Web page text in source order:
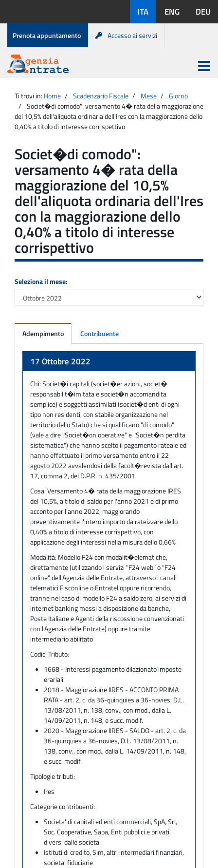
contenuto
disponibili:
ITA ENG DEU
Menu
di
servizio
Prenota appuntamento Accesso ai servizi
Agenzia
Entrate
Apri
menu
principale
Ti trovi in: Home Scadenzario Fiscale Mese
Giorno
Societ�di comodo": versamento 4� rata della maggiorazione
del 10,5% dell'aliquota ordinaria dell'Ires con la maggiorazione dello
0,40% a titolo di interesse corrispettivo
Societ�di comodo":
versamento 4� rata della
maggiorazione del 10,5%
dell'aliquota ordinaria dell'Ires
con la maggiorazione dello
0,40% a titolo di interesse
corrispettivo
Seleziona il mese:
Adempimento Contribuente
17 Ottobre 2022
Chi:Societ�i capitali (societ�er azioni, societ�
responsabilit�imitata e societ�n accomandita
semplice) e soggetti assimilati (societ�d enti di ogni
tipo non residenti, con stabile organizzazione nel
territorio dello Stato) che si qualificano "di comodo"
(vale a dire "Societ�on operative" e "Societ�n perdita
sistematica") che hanno scelto il pagamento rateale ed
hanno effettuato il primo versamento entro il 22
agosto 2022 avvalendosi della facolt�revista dall'art.
17, comma 2, del D.P.R. n. 435/2001
Cosa:Versamento 4� rata della maggiorazione IRES
del 10,5%, a titolo di saldo per l'anno 2021 e di primo
acconto per l'anno 2022, maggiorando
preventivamente l'intero importo da rateizzare dello
0,40% a titolo di interesse corrispettivo, con
applicazione degli interessi nella misura dello 0,66%
Modalità: Modello F24 con modalit�elematiche,
direttamente (utilizzando i servizi "F24 web" o "F24
online" dell'Agenzia delle Entrate, attraverso i canali
telematici Fisconline o Entratel oppure ricorrendo,
tranne nel caso di modello F24 a saldo zero, ai servizi di
internet banking messi a disposizione da banche,
Poste Italiane e Agenti della riscossione convenzionati
con l'Agenzia delle Entrate) oppure tramite
intermediario abilitato
Codici Tributo:
1668 - Interessi pagamento dilazionato imposte
erariali
2018 - Maggiorazione IIRES - ACCONTO PRIMA
RATA - art. 2, c. da 36-quinquies a 36-novies, D.L.
13/08/2011, n. 138, conv., con mod., dalla L.
14/09/2011, n. 148, e succ. modif.
2020 - Maggiorazione IIRES - SALDO - art. 2, c. da
36-quinquies a 36-novies, D.L. 13/08/2011, n.
138, conv., con mod., dalla L. 14/09/2011, n. 148,
e succ. modif.
Tipologie tributi:
Ires
Categorie contribuenti:
Societa' di capitali ed enti commerciali, SpA, Srl,
Soc. Cooperative, Sapa, Enti pubblici e privati
diversi dalle societa'
Istituti di credito, Sim, altri intermediari finanziari,
societa' fiduciarie